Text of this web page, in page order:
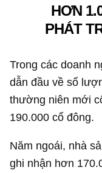
HƠN
PHÁT
Trong các doanh
dẫn đầu về số
thường niên mới
190.000 cổ đông.
Năm ngoái, nhà
ghi nhận hơn